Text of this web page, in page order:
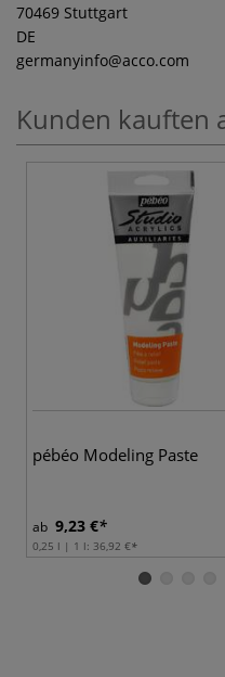
70469 Stuttgart
DE
germanyinfo@acco.com
Kunden kauften
pébéo Modeling Paste
ab 9,23 €
0,25 l | 1 l: 36,92 €